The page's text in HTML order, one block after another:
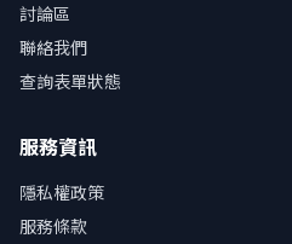
討論區
聯絡我們
查詢表單狀態
服務資訊
隱私權政策
服務條款